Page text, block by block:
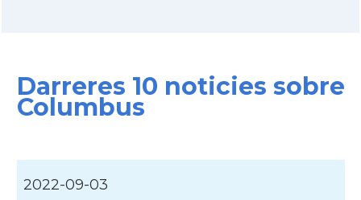
CAMON Catalans a CONNECTICUT
CAMON
Darreres 10 noticies sobre
Columbus
2022-09-03